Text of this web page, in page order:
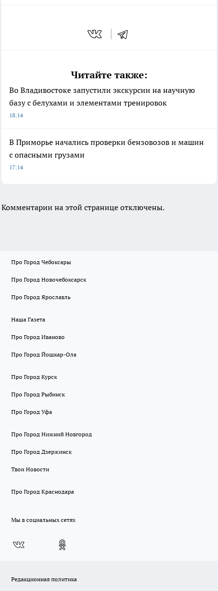
Читайте также:
Во Владивостоке запустили экскурсии на научную
базу с белухами и элементами тренировок
18:14
В Приморье начались проверки бензовозов и машин
с опасными грузами
17:14
Комментарии на этой странице отключены.
Про Город Чебоксары
Про Город Новочебоксарск
Про Город Ярославль
Наша Газета
Про Город Иваново
Про Город Йошкар-Ола
Про Город Курск
Про Город Рыбинск
Про Город Уфа
Про Город Нижний Новгород
Про Город Дзержинск
Твои Новости
Про Город Краснодара
Мы в социальных сетях
Редакционная политика